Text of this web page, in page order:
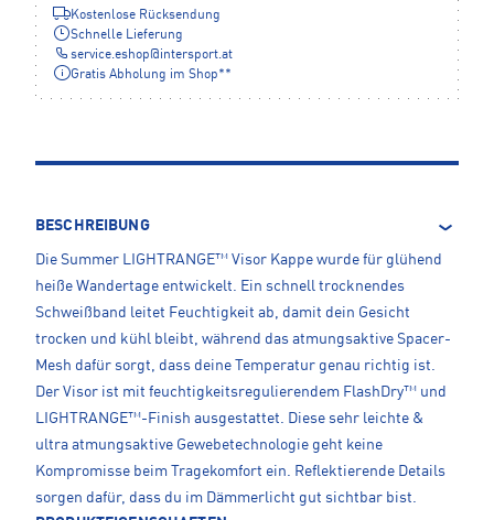
Kostenlose Rücksendung
Schnelle Lieferung
service.eshop@intersport.at
Gratis Abholung im Shop**
BESCHREIBUNG
Die Summer LIGHTRANGE™ Visor Kappe wurde für glühend
heiße Wandertage entwickelt. Ein schnell trocknendes
Schweißband leitet Feuchtigkeit ab, damit dein Gesicht
trocken und kühl bleibt, während das atmungsaktive Spacer-
Mesh dafür sorgt, dass deine Temperatur genau richtig ist.
Der Visor ist mit feuchtigkeitsregulierendem FlashDry™ und
LIGHTRANGE™-Finish ausgestattet. Diese sehr leichte &
ultra atmungsaktive Gewebetechnologie geht keine
Kompromisse beim Tragekomfort ein. Reflektierende Details
sorgen dafür, dass du im Dämmerlicht gut sichtbar bist.